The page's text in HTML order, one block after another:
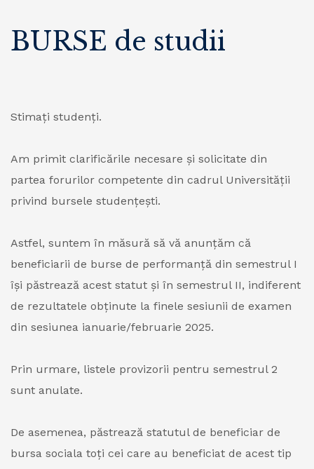
BURSE de studii
Stimați studenți.
Am primit clarificările necesare şi solicitate din
partea forurilor competente din cadrul Universității
privind bursele studențești.
Astfel, suntem în măsură să vă anunțăm că
beneficiarii de burse de performanţă din semestrul I
îşi păstrează acest statut și în semestrul II, indiferent
de rezultatele obținute la finele sesiunii de examen
din sesiunea ianuarie/februarie 2025.
Prin urmare, listele provizorii pentru semestrul 2
sunt anulate.
De asemenea, păstrează statutul de beneficiar de
bursa sociala toți cei care au beneficiat de acest tip